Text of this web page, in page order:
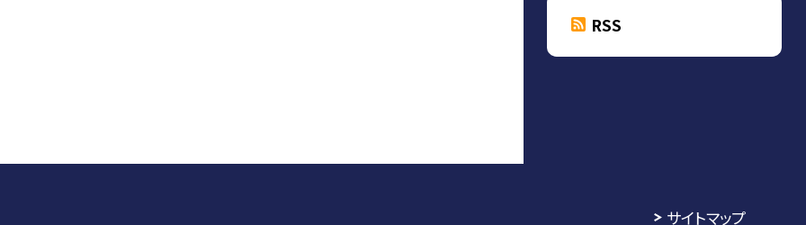
RSS
サイトマップ